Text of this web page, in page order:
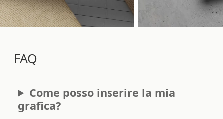
FAQ
Come posso inserire la mia
grafica?